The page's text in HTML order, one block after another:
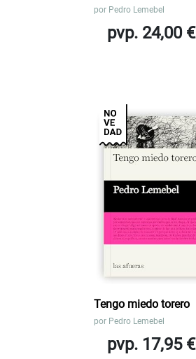
por Pedro Lemebel
pvp. 24,00 €
Tengo miedo torero
por Pedro Lemebel
pvp. 17,95 €